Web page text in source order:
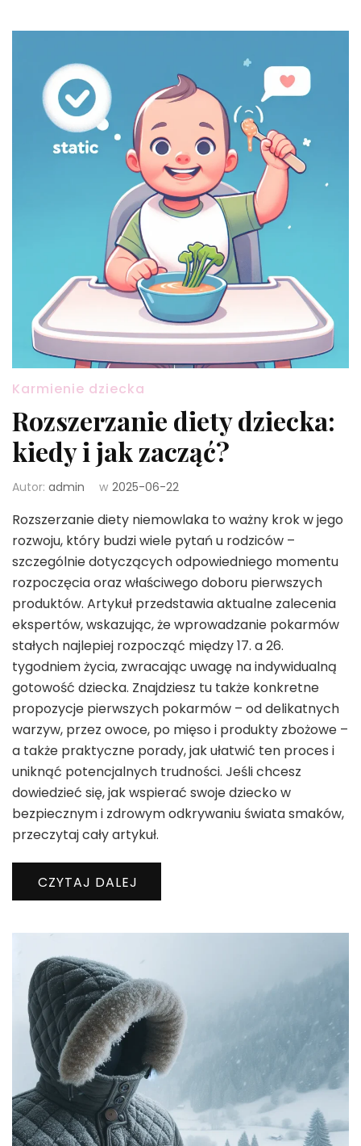
Karmienie dziecka
Rozszerzanie diety dziecka:
kiedy i jak zacząć?
Autor: admin w 2025-06-22
Rozszerzanie diety niemowlaka to ważny krok w jego
rozwoju, który budzi wiele pytań u rodziców –
szczególnie dotyczących odpowiedniego momentu
rozpoczęcia oraz właściwego doboru pierwszych
produktów. Artykuł przedstawia aktualne zalecenia
ekspertów, wskazując, że wprowadzanie pokarmów
stałych najlepiej rozpocząć między 17. a 26.
tygodniem życia, zwracając uwagę na indywidualną
gotowość dziecka. Znajdziesz tu także konkretne
propozycje pierwszych pokarmów – od delikatnych
warzyw, przez owoce, po mięso i produkty zbożowe –
a także praktyczne porady, jak ułatwić ten proces i
uniknąć potencjalnych trudności. Jeśli chcesz
dowiedzieć się, jak wspierać swoje dziecko w
bezpiecznym i zdrowym odkrywaniu świata smaków,
przeczytaj cały artykuł.
CZYTAJ DALEJ